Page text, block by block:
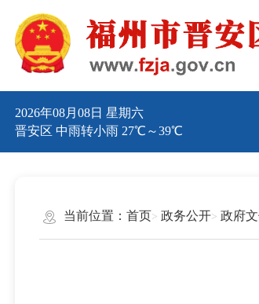
2026年08月08日 星期六
晋安区 中雨转小雨 27℃～39℃
当前位置： 首页 政务公开 政府